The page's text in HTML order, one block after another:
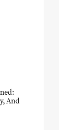
And